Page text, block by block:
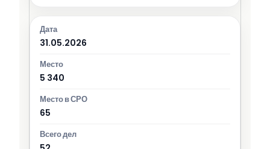
31.05.2026
5 340
65